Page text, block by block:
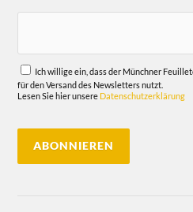
Ich willige ein, dass der Münchner
für den Versand des Newsletters nutzt.
Lesen Sie hier unsere Datenschutzerklärung